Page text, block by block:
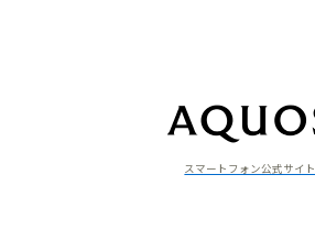
スマートフォン公式サイト